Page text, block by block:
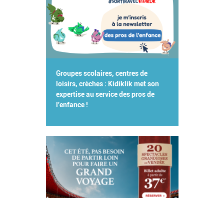
Groupes scolaires, centres de
loisirs, crèches : Kidiklik met son
expertise au service des pros de
l'enfance !